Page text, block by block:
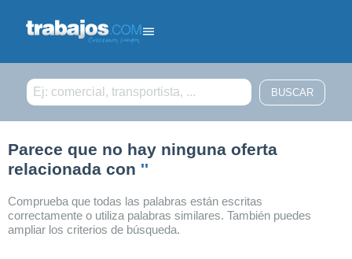
Parece que no hay ninguna oferta
relacionada con ''
Comprueba que todas las palabras están escritas
correctamente o utiliza palabras similares. También puedes
ampliar los criterios de búsqueda.